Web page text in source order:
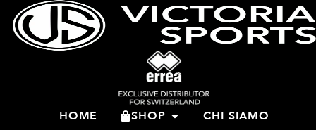
HOME SHOP
CHI SIAMO